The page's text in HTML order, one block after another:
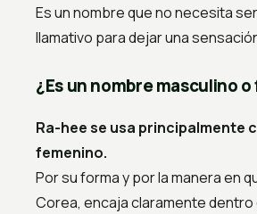
Es un nombre que no necesita
llamativo para dejar una
¿Es un nombre masculino
Ra-hee se usa principalmente
femenino.
Por su forma y por la manera en
Corea, encaja claramente